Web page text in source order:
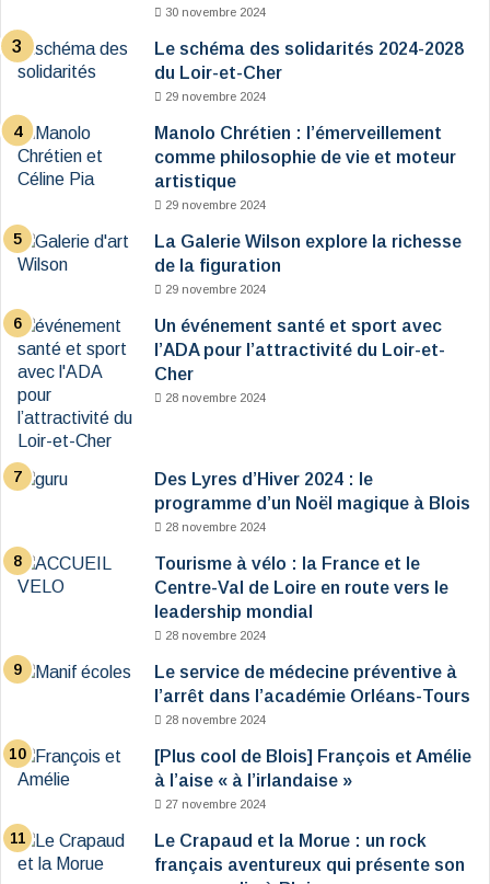
30 novembre 2024
Le schéma des solidarités 2024-2028
du Loir-et-Cher
29 novembre 2024
Manolo Chrétien : l’émerveillement
comme philosophie de vie et moteur
artistique
29 novembre 2024
La Galerie Wilson explore la richesse
de la figuration
29 novembre 2024
Un événement santé et sport avec
l’ADA pour l’attractivité du Loir-et-
Cher
28 novembre 2024
Des Lyres d’Hiver 2024 : le
programme d’un Noël magique à Blois
28 novembre 2024
Tourisme à vélo : la France et le
Centre-Val de Loire en route vers le
leadership mondial
28 novembre 2024
Le service de médecine préventive à
l’arrêt dans l’académie Orléans-Tours
28 novembre 2024
[Plus cool de Blois] François et Amélie
à l’aise « à l’irlandaise »
27 novembre 2024
Le Crapaud et la Morue : un rock
français aventureux qui présente son